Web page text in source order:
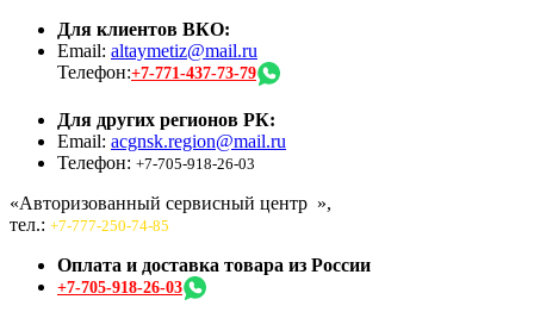
Для клиентов ВКО:
Email: altaymetiz@mail.ru
Телефон:+7-771-437-73-79
Для других регионов РК:
Email: acgnsk.region@mail.ru
Телефон: +7-705-918-26-03
«Авторизованный сервисный центр »,
тел.: +7-777-250-74-85
Оплата и доставка товара из России
+7-705-918-26-03